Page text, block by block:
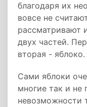
благодаря их
вовсе не
рассматривают
двух частей.
вторая - яблоко.
Сами яблоки
многие так и не
невозможности